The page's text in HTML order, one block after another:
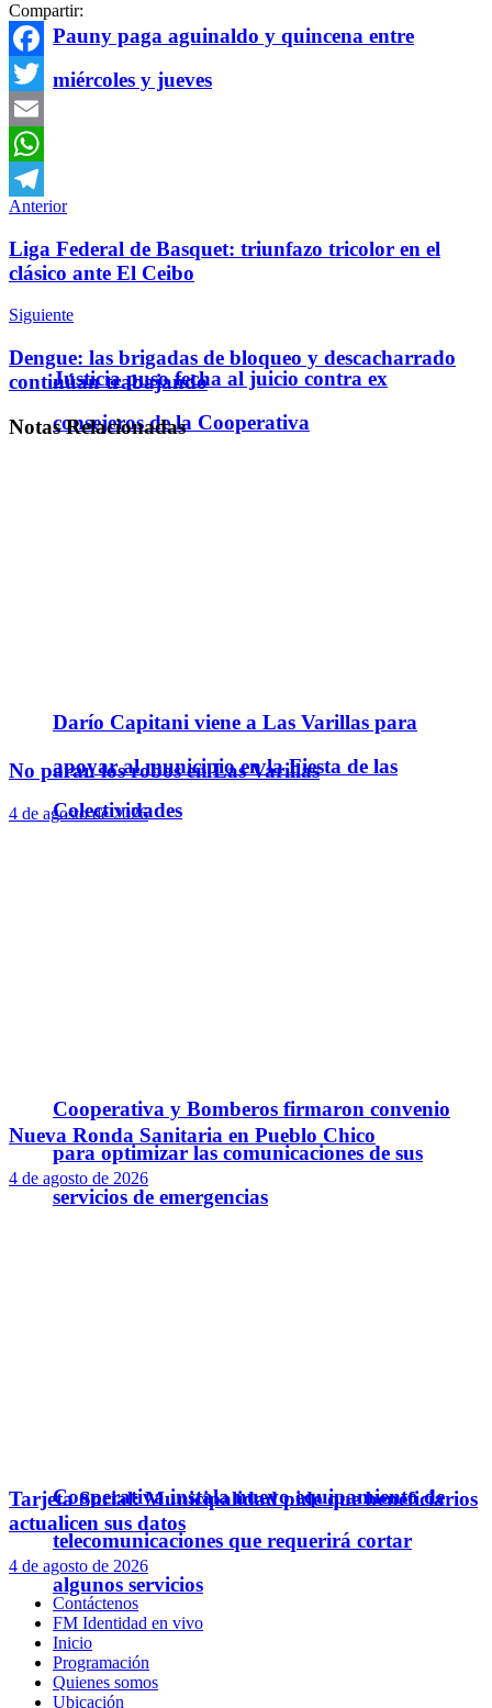
Pauny paga aguinaldo y quincena entre
miércoles y jueves
Justicia puso fecha al juicio contra ex
consejeros de la Cooperativa
Darío Capitani viene a Las Varillas para
apoyar al municipio en la Fiesta de las
Colectividades
Cooperativa y Bomberos firmaron convenio
para optimizar las comunicaciones de sus
servicios de emergencias
Cooperativa instala nuevo equipamiento de
telecomunicaciones que requerirá cortar
algunos servicios
Compartir:
Facebook
Twitter
Email
WhatsApp
Telegram
Anterior
Liga Federal de Basquet: triunfazo tricolor en el
clásico ante El Ceibo
Siguiente
Dengue: las brigadas de bloqueo y descacharrado
continúan trabajando
NotasRelacionadas
No paran los robos en Las Varillas
4 de agosto de 2026
Nueva Ronda Sanitaria en Pueblo Chico
4 de agosto de 2026
Tarjeta Social: Municipalidad pide que beneficiarios
actualicen sus datos
4 de agosto de 2026
Contáctenos
FM Identidad en vivo
Inicio
Programación
Quienes somos
Ubicación